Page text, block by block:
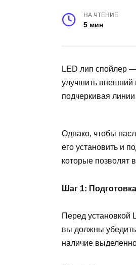
НА ЧТЕНИЕ
5 мин
LED лип спойлер
улучшить внешний
подчеркивая
Однако, чтобы
его установить и
которые позволят
Шаг 1:
Перед установкой
вы должны
наличие